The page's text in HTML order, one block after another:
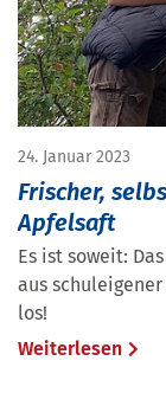
24. Januar 2023
Frischer,
Apfelsaft
Es ist soweit:
aus
los!
Weiterlesen